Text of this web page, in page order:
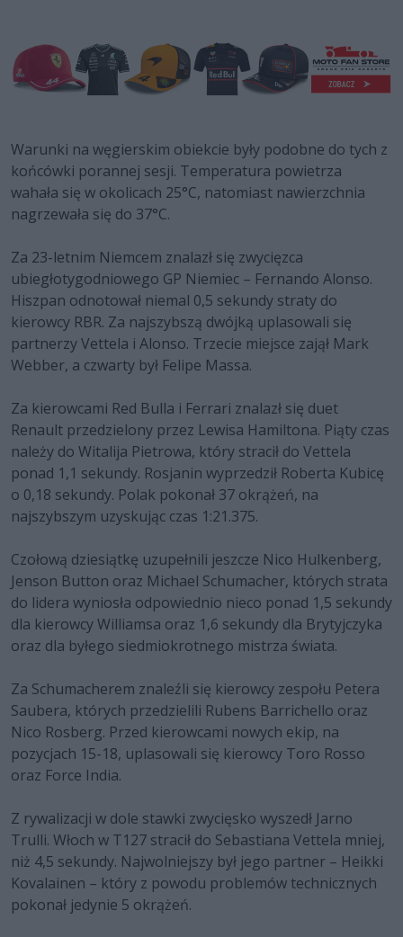
Warunki na węgierskim obiekcie były podobne do tych z
końcówki porannej sesji. Temperatura powietrza
wahała się w okolicach 25°C, natomiast nawierzchnia
nagrzewała się do 37°C.
Za 23-letnim Niemcem znalazł się zwycięzca
ubiegłotygodniowego GP Niemiec – Fernando Alonso.
Hiszpan odnotował niemal 0,5 sekundy straty do
kierowcy RBR. Za najszybszą dwójką uplasowali się
partnerzy Vettela i Alonso. Trzecie miejsce zajął Mark
Webber, a czwarty był Felipe Massa.
Za kierowcami Red Bulla i Ferrari znalazł się duet
Renault przedzielony przez Lewisa Hamiltona. Piąty czas
należy do Witalija Pietrowa, który stracił do Vettela
ponad 1,1 sekundy. Rosjanin wyprzedził Roberta Kubicę
o 0,18 sekundy. Polak pokonał 37 okrążeń, na
najszybszym uzyskując czas 1:21.375.
Czołową dziesiątkę uzupełnili jeszcze Nico Hulkenberg,
Jenson Button oraz Michael Schumacher, których strata
do lidera wyniosła odpowiednio nieco ponad 1,5 sekundy
dla kierowcy Williamsa oraz 1,6 sekundy dla Brytyjczyka
oraz dla byłego siedmiokrotnego mistrza świata.
Za Schumacherem znaleźli się kierowcy zespołu Petera
Saubera, których przedzielili Rubens Barrichello oraz
Nico Rosberg. Przed kierowcami nowych ekip, na
pozycjach 15-18, uplasowali się kierowcy Toro Rosso
oraz Force India.
Z rywalizacji w dole stawki zwycięsko wyszedł Jarno
Trulli. Włoch w T127 stracił do Sebastiana Vettela mniej,
niż 4,5 sekundy. Najwolniejszy był jego partner – Heikki
Kovalainen – który z powodu problemów technicznych
pokonał jedynie 5 okrążeń.